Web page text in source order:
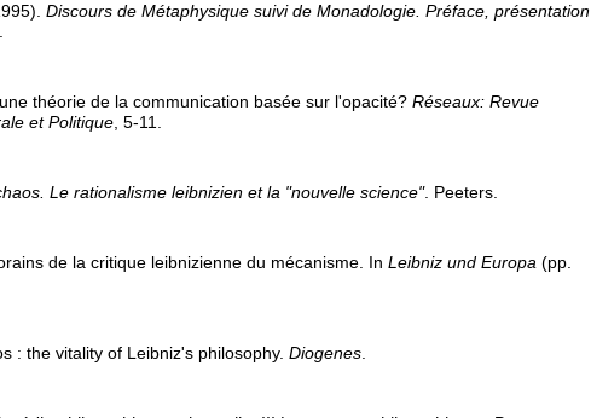
Discours de Métaphysique suivi de Monadologie. Préface, présentation
théorie de la communication basée sur l'opacité?Réseaux: Revue
et Politique, 5-11.
Le rationalisme leibnizien et la "nouvelle science". Peeters.
de la critique leibnizienne du mécanisme. InLeibniz und Europa (pp.
: the vitality of Leibniz's philosophy.Diogenes.